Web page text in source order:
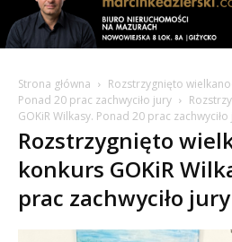
Strona główna
Rozstrzygnięto
Ponad 20 prac zachwyciło jury
GOKiR Wilkasy. Ponad 20 prac zachwyciło
Rozstrzygnięto
konkurs GOKiR
prac zachwyciło